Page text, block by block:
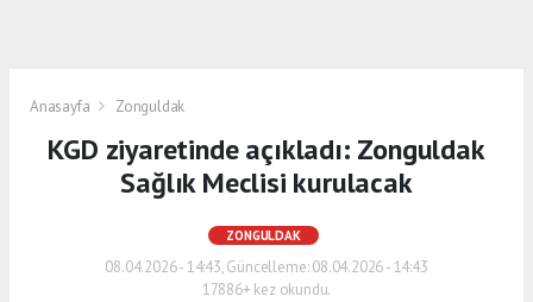
Anasayfa Zonguldak
KGD ziyaretinde açıkladı: Zonguldak
Sağlık Meclisi kurulacak
ZONGULDAK
08.04.2026 - 14:43, Güncelleme: 08.04.2026 - 14:43
17886+ kez okundu.